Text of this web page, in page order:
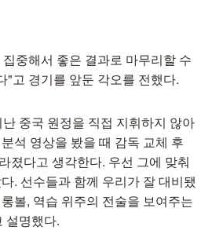
중해서 좋은 결과로 마무리할 수
"고 경기를 앞둔 각오를 전했다.
중국 원정을 직접 지휘하지 않아
석 영상을 봤을 때 감독 교체 후
졌다고 생각한다. 우선 그에 맞춰
. 선수들과 함께 우리가 잘 대비됐
볼, 역습 위주의 전술을 보여주는
설명했다.